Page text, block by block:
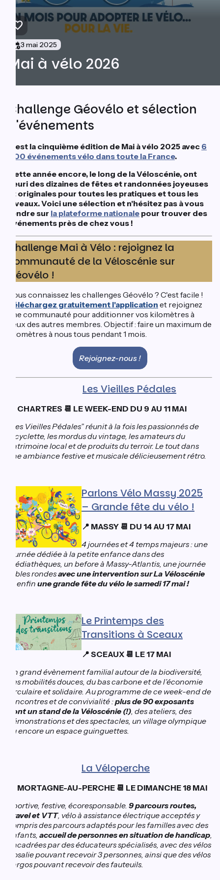
3 mai 2025
Mai à vélo 2026
Challenge Géovélo et sélection
d'événements
C'est la cinquième édition de Mai à vélo 2025 avec 6
000 événements vélo dans toute la France.
Cette année encore, le long de la Véloscénie, ont
fleuri des dizaines de fêtes et randonnées joyeuses
et originales pour toutes les pratiques et tous les
niveaux. Voici une sélection et n'hésitez pas à vous
rendre sur la plateforme nationale pour trouver des
événements près de chez vous !
Challenge Mai à Vélo : rejoignez la
communauté de la Véloscénie sur
Géovélo !
Vous connaissez les challenges Géovélo ? C'est facile !
Téléchargez gratuitement l'application et rejoignez
une communauté pour additionner vos kilomètres à
ceux des autres membres. Objectif : faire un maximum de
kilomètres à nous tous pendant 1 mois.
Rejoignez-nous !
Les Vieilles Pédales
📍 CHARTRES 📆 LE WEEK-END DU 9 AU 11 MAI
“Les Vieilles Pédales” réunit à la fois les passionnés de
bicyclette, les mordus du vintage, les amateurs du
patrimoine local et de produits du terroir. Le tout dans
une ambiance festive et musicale délicieusement rétro.
Parlons Vélo Massy 2025
– Grande fête du vélo !
📍 MASSY 📆 DU 14 AU 17 MAI
4 journées et 4 temps majeurs : une
journée dédiée à la petite enfance dans des
médiathèques, un before à Massy-Atlantis, une journée
tables rondesavec une intervention sur La Véloscénie
et enfin une grande fête du vélo le samedi 17 mai !
Le Printemps des
Transitions à Sceaux
📍 SCEAUX 📆 LE 17 MAI
Un grand évènement familial autour de la biodiversité,
des mobilités douces, du bas carbone et de l’économie
circulaire et solidaire. Au programme de ce week-end de
rencontres et de convivialité :plus de 90 exposants
dont un stand de la Véloscénie (!), des ateliers, des
démonstrations et des spectacles, un village olympique
ou encore un espace guinguettes.
La Véloperche
📍 MORTAGNE-AU-PERCHE 📆 LE DIMANCHE 18 MAI
Sportive, festive, écoresponsable. 9 parcours routes,
gravel et VTT, vélo à assistance électrique acceptés y
compris des parcours adaptés pour les familles avec des
enfants, accueil de personnes en situation de handicap,
encadrées par des éducateurs spécialisés, avec des vélos
Rosalie pouvant recevoir 3 personnes, ainsi que des vélos
cargos pouvant recevoir des fauteuils.